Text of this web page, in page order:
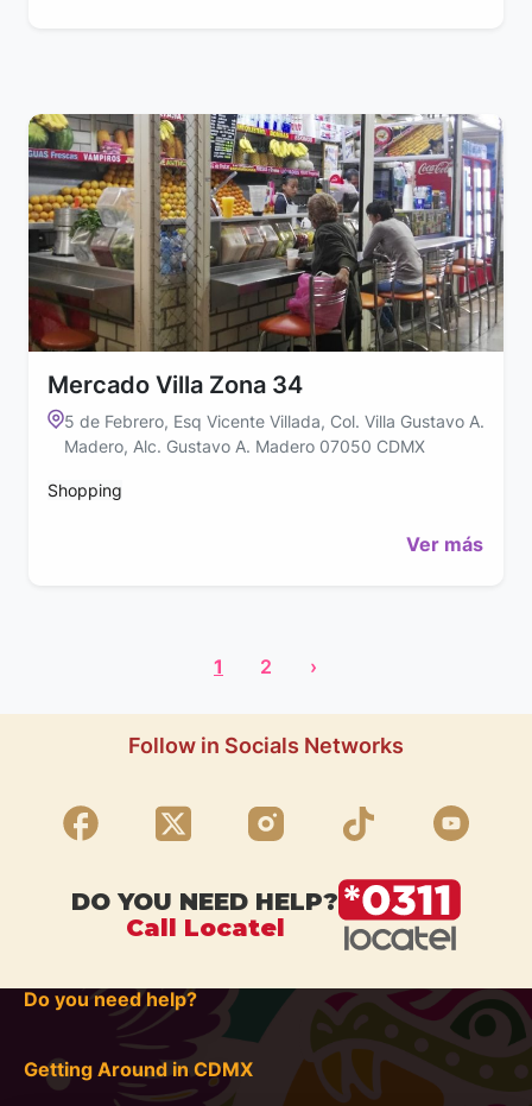
Mercado Villa Zona 34
5 de Febrero, Esq Vicente Villada, Col. Villa Gustavo A.
Madero, Alc. Gustavo A. Madero 07050 CDMX
Shopping
Ver más
1 2 ›
Follow in Socials Networks
DO YOU NEED HELP?
Call Locatel
Do you need help?
Getting Around in CDMX